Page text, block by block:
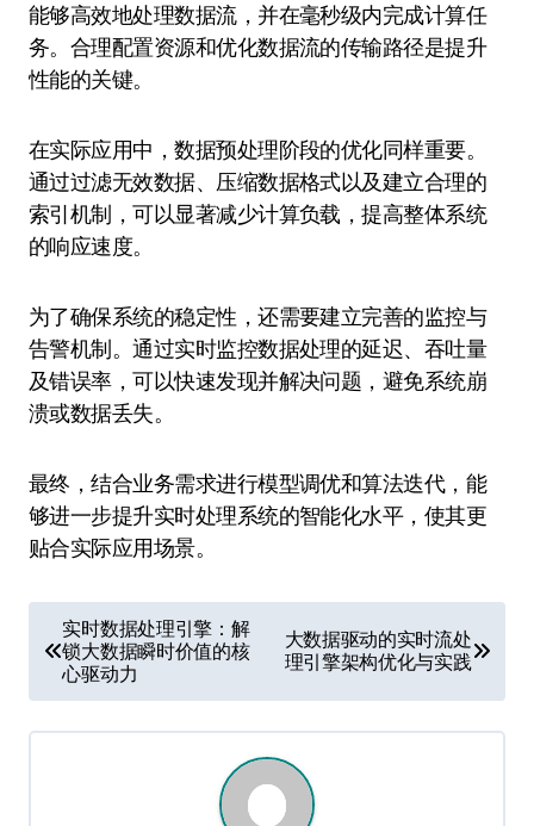
能够高效地处理数据流，并在毫秒级内完成计算任
务。合理配置资源和优化数据流的传输路径是提升
性能的关键。
在实际应用中，数据预处理阶段的优化同样重要。
通过过滤无效数据、压缩数据格式以及建立合理的
索引机制，可以显著减少计算负载，提高整体系统
的响应速度。
为了确保系统的稳定性，还需要建立完善的监控与
告警机制。通过实时监控数据处理的延迟、吞吐量
及错误率，可以快速发现并解决问题，避免系统崩
溃或数据丢失。
最终，结合业务需求进行模型调优和算法迭代，能
够进一步提升实时处理系统的智能化水平，使其更
贴合实际应用场景。
章
导
航
实时数据处理引擎：解
锁大数据瞬时价值的核
心驱动力
大数据驱动的实时流处
理引擎架构优化与实践